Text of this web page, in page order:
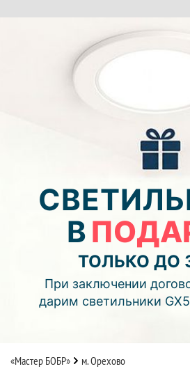
ВТОРОЙ И
В
До конца акции:
02 01 27
дней часов мин.
Подробнее об акции >>
Монтаж
с фотопечатью и
В
ТОЛЬКО ДО
При заключении
дарим светильники
«Мастер БОБР» м. Орехово